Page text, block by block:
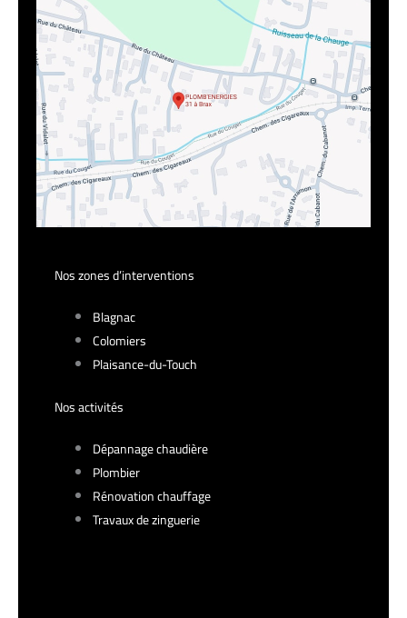
Nos zones d’interventions
Blagnac
Colomiers
Plaisance-du-Touch
Nos activités
Dépannage chaudière
Plombier
Rénovation chauffage
Travaux de zinguerie